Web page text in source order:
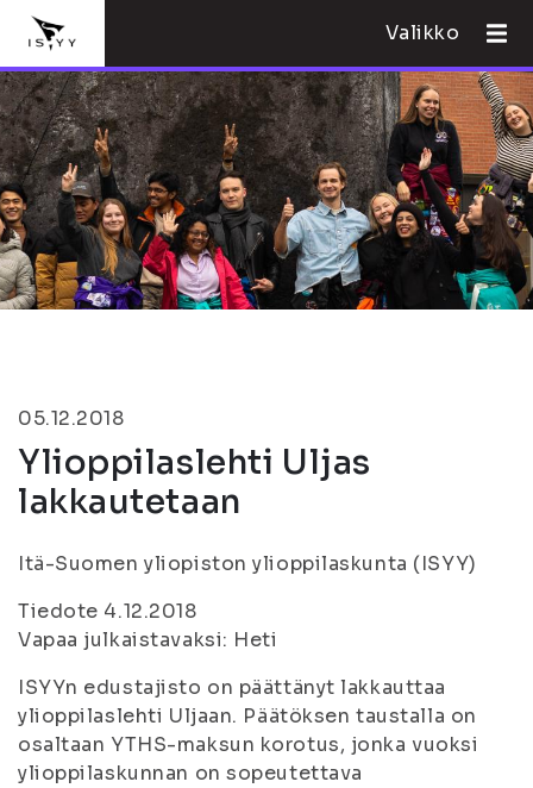
Valikko
05.12.2018
Ylioppilaslehti Uljas
lakkautetaan
Itä-Suomen yliopiston ylioppilaskunta (ISYY)
Tiedote 4.12.2018
Vapaa julkaistavaksi: Heti
ISYYn edustajisto on päättänyt lakkauttaa
ylioppilaslehti Uljaan. Päätöksen taustalla on
osaltaan YTHS-maksun korotus, jonka vuoksi
ylioppilaskunnan on sopeutettava